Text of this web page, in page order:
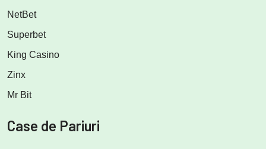
NetBet
Superbet
King Casino
Zinx
Mr Bit
Case de Pariuri